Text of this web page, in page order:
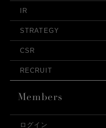
IR
STRATEGY
CSR
RECRUIT
ログイン